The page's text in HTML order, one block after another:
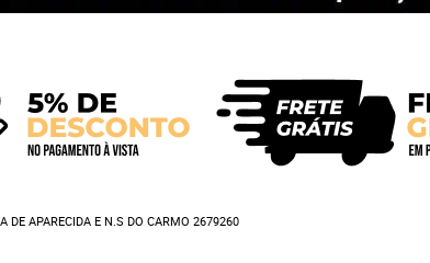
DE APARECIDA E N.S DO CARMO 2679260